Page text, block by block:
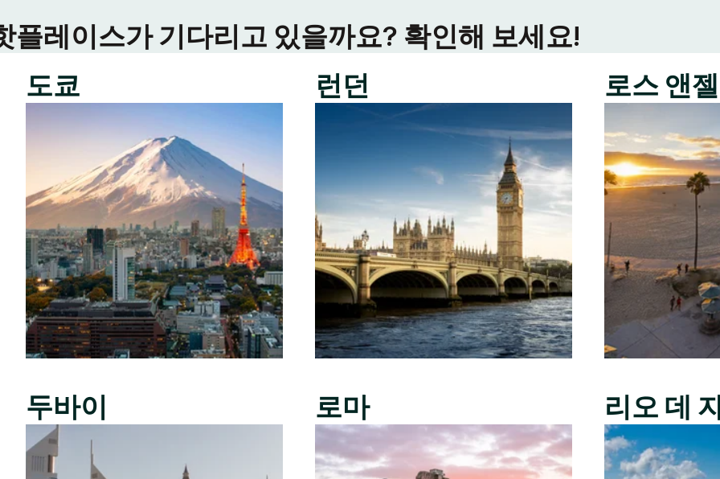
플레이스가 기다리고 있을까요? 확인해 보세요!
도쿄
두바이
런던
로마
로스 앤
리오 데